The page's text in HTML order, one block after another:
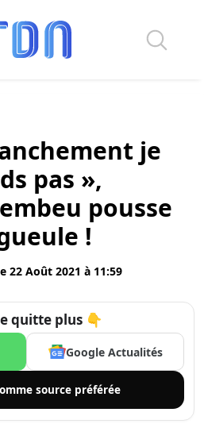
je
pas »,
pousse
!
22 Août 2021 à 11:59
quitte plus 👇
Google Actualités
source préférée